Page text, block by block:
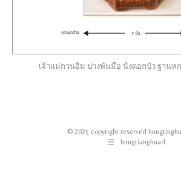
เจ้าแม่กวนอิม ปางพันมือ นั่งดอกบัว ฐานห
© 2025 copyright reserved
hungtianghuad